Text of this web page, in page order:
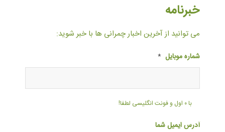
خبرنامه
می توانید از آخرین اخبار چمرانی ها با خبر شوید:
شماره موبایل *
با ۰ اول و فونت انگلیسی لطفا!
آدرس ایمیل شما